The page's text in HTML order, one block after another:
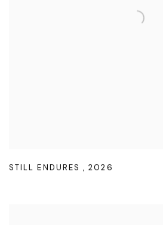
STILL ENDURES,2026